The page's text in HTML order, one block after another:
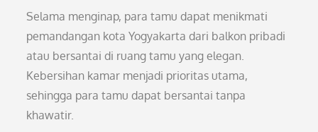
Selama menginap, para tamu dapat menikmati
pemandangan kota Yogyakarta dari balkon pribadi
atau bersantai di ruang tamu yang elegan.
Kebersihan kamar menjadi prioritas utama,
sehingga para tamu dapat bersantai tanpa
khawatir.